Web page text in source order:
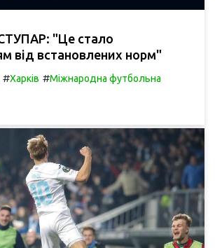
"Це стало
від встановлених норм"
#Харків #Міжнародна футбольна